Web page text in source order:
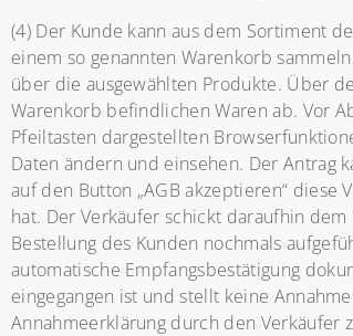
(4) Der Kunde kann aus dem Sortiment
einem so genannten Warenkorb
über die ausgewählten Produkte. Über
Warenkorb befindlichen Waren ab. Vor
Pfeiltasten dargestellten
Daten ändern und einsehen. Der Antrag
auf den Button „AGB akzeptieren“
hat. Der Verkäufer schickt daraufhin
Bestellung des Kunden nochmals
automatische Empfangsbestätigung
eingegangen ist und stellt keine
Annahmeerklärung durch den Verkäufer